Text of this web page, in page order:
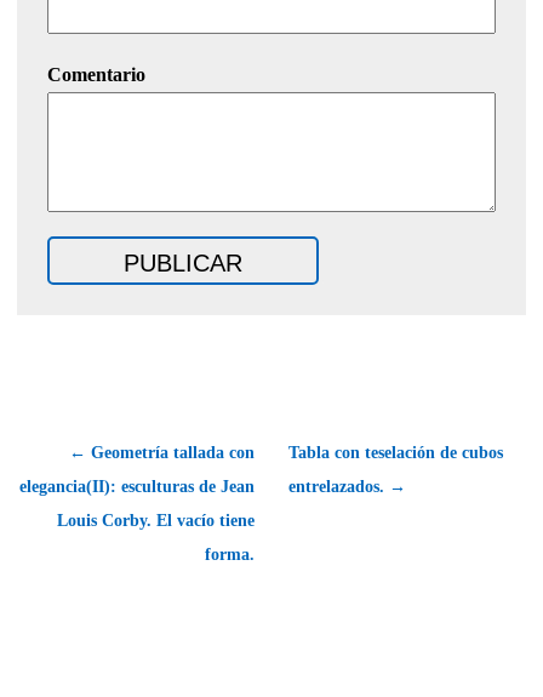
Comentario
← Geometría tallada con
elegancia(II): esculturas de Jean
Louis Corby. El vacío tiene
forma.
Tabla con teselación de cubos
entrelazados. →